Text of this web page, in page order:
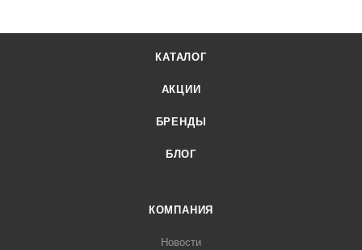
КАТАЛОГ
АКЦИИ
БРЕНДЫ
БЛОГ
КОМПАНИЯ
Новости